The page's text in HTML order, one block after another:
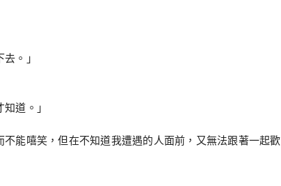
。」
道。」
能嘻笑，但在不知道我遭遇的人面前，又無法跟著一起歡